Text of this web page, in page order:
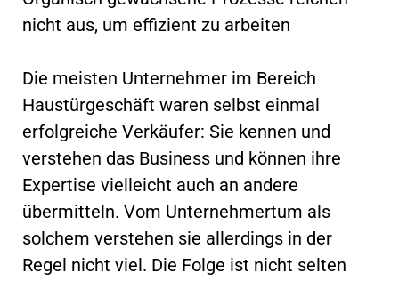
nicht aus, um effizient zu arbeiten
Die meisten Unternehmer im Bereich
Haustürgeschäft waren selbst einmal
erfolgreiche Verkäufer: Sie kennen und
verstehen das Business und können ihre
Expertise vielleicht auch an andere
übermitteln. Vom Unternehmertum als
solchem verstehen sie allerdings in der
Regel nicht viel. Die Folge ist nicht selten